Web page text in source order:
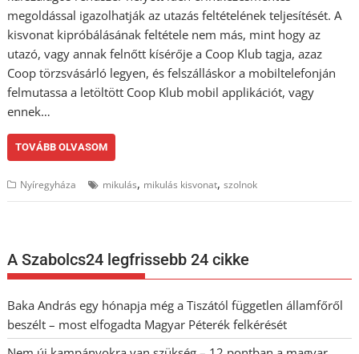
megoldással igazolhatják az utazás feltételének teljesítését. A
kisvonat kipróbálásának feltétele nem más, mint hogy az
utazó, vagy annak felnőtt kísérője a Coop Klub tagja, azaz
Coop törzsvásárló legyen, és felszálláskor a mobiltelefonján
felmutassa a letöltött Coop Klub mobil applikációt, vagy
ennek…
TOVÁBB OLVASOM
Nyíregyháza mikulás, mikulás kisvonat,szolnok
A Szabolcs24 legfrissebb 24 cikke
Baka András egy hónapja még a Tiszától független államfőről
beszélt – most elfogadta Magyar Péterék felkérését